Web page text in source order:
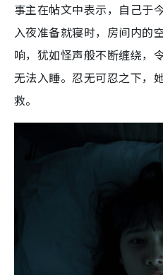
事主在帖文中表示，自己于
入夜准备就寝时，房间内的
响，犹如怪声般不断缠绕，
无法入睡。忍无可忍之下，
救。